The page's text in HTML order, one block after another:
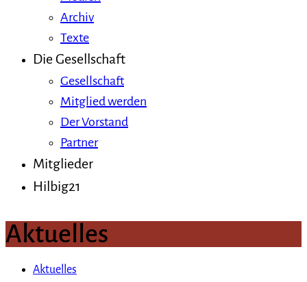
Archiv
Texte
Die Gesellschaft
Gesellschaft
Mitglied werden
Der Vorstand
Partner
Mitglieder
Hilbig21
Aktuelles
Aktuelles